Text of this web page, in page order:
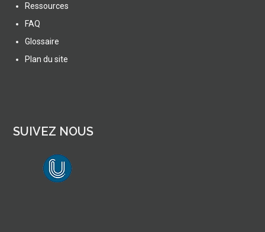
Ressources
FAQ
Glossaire
Plan du site
SUIVEZ NOUS